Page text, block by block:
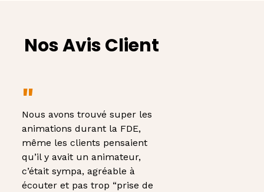
Nos Avis Client
Nous avons trouvé super les
animations durant la FDE,
même les clients pensaient
qu’il y avait un animateur,
c’était sympa, agréable à
écouter et pas trop “prise de